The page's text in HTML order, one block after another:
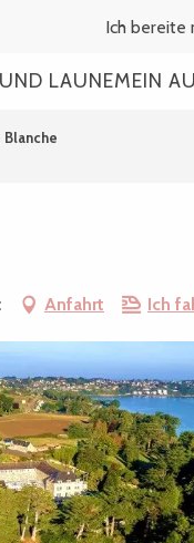
Ich bereite
LAUNEMEIN
Blanche
Anfahrt Ich